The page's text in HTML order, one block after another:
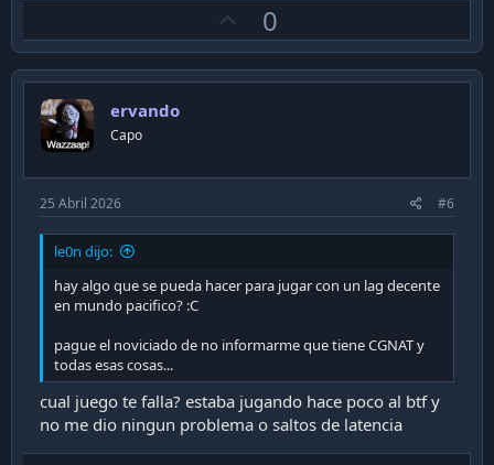
p
v
0
ervando
Capo
25 Abril 2026 #6
le0n dijo:
hay algo que se pueda hacer para jugar con un lag decente
en mundo pacifico? :C
pague el noviciado de no informarme que tiene CGNAT y
todas esas cosas...
cual juego te falla? estaba jugando hace poco al btf y
no me dio ningun problema o saltos de latencia